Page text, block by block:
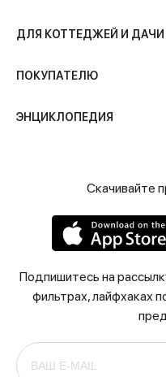
ДЛЯ КОТТЕДЖЕЙ И ДАЧИ
ПОКУПАТЕЛЮ
ЭНЦИКЛОПЕДИЯ
Скачивайте
Подпишитесь на
фильтрах, лайфхаках